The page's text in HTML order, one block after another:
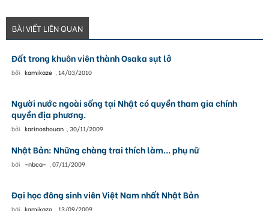
BÀI VIẾT LIÊN QUAN
Đất trong khuôn viên thành Osaka sụt lở
bởi kamikaze , 14/03/2010
Người nước ngoài sống tại Nhật có quyền tham gia chính
quyền địa phương.
bởi karinoshouan , 30/11/2009
Nhật Bản: Những chàng trai thích làm... phụ nữ
bởi -nbca- , 07/11/2009
Đại học đông sinh viên Việt Nam nhất Nhật Bản
bởi kamikaze , 13/09/2009